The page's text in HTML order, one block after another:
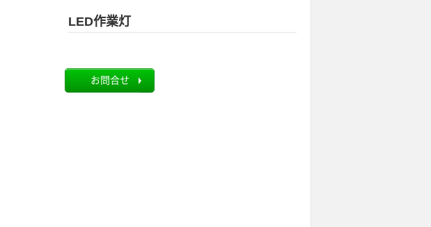
お問合せ
LED作業灯